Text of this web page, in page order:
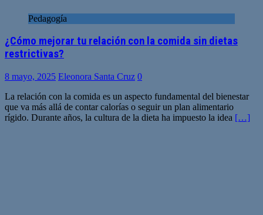
Pedagogía
¿Cómo mejorar tu relación con la comida sin dietas
restrictivas?
8 mayo, 2025 Eleonora Santa Cruz 0
La relación con la comida es un aspecto fundamental del bienestar
que va más allá de contar calorías o seguir un plan alimentario
rígido. Durante años, la cultura de la dieta ha impuesto la idea […]